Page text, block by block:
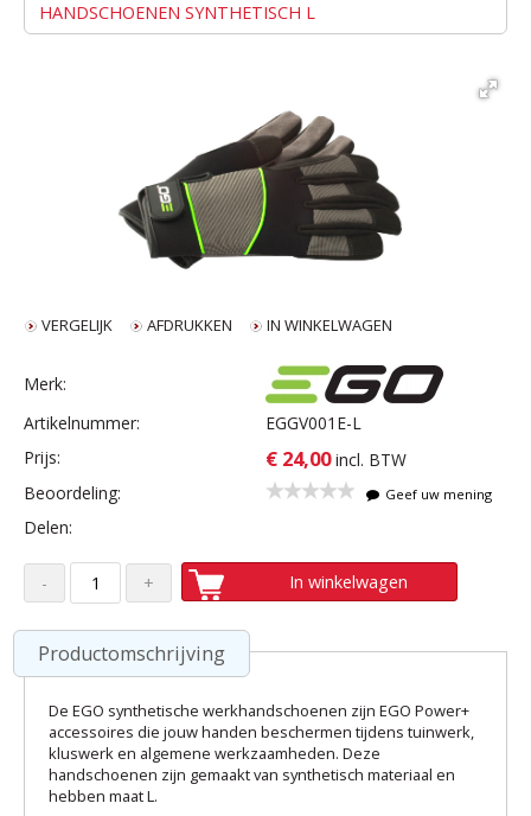
HANDSCHOENEN SYNTHETISCH L
VERGELIJK AFDRUKKEN IN WINKELWAGEN
Merk:
Artikelnummer:
EGGV001E-L
Prijs:
€ 24,00 incl. BTW
Beoordeling:
Geef uw mening
Delen:
In winkelwagen
Productomschrijving
De EGO synthetische werkhandschoenen zijn EGO Power+
accessoires die jouw handen beschermen tijdens tuinwerk,
kluswerk en algemene werkzaamheden. Deze
handschoenen zijn gemaakt van synthetisch materiaal en
hebben maat L.